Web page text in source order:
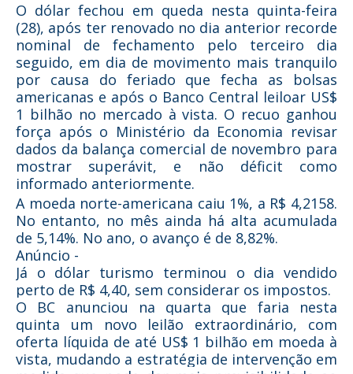
O dólar fechou em queda nesta quinta-feira
(28), após ter renovado no dia anterior recorde
nominal de fechamento pelo terceiro dia
seguido, em dia de movimento mais tranquilo
por causa do feriado que fecha as bolsas
americanas e após o Banco Central leiloar US$
1 bilhão no mercado à vista. O recuo ganhou
força após o Ministério da Economia revisar
dados da balança comercial de novembro para
mostrar superávit, e não déficit como
informado anteriormente.
A moeda norte-americana caiu 1%, a R$ 4,2158.
No entanto, no mês ainda há alta acumulada
de 5,14%. No ano, o avanço é de 8,82%.
Anúncio -
Já o dólar turismo terminou o dia vendido
perto de R$ 4,40, sem considerar os impostos.
O BC anunciou na quarta que faria nesta
quinta um novo leilão extraordinário, com
oferta líquida de até US$ 1 bilhão em moeda à
vista, mudando a estratégia de intervenção em